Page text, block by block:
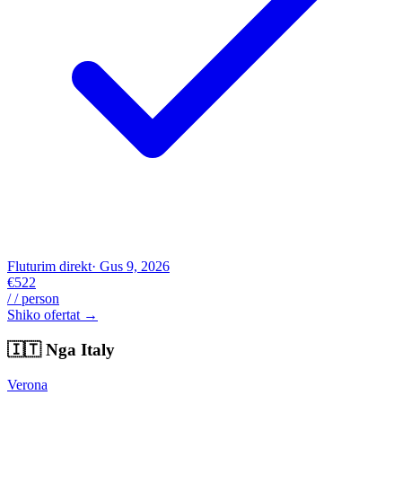
Fluturim direkt· Gus 9, 2026
€522
/ / person
Shiko ofertat →
🇮🇹Nga Italy
Verona